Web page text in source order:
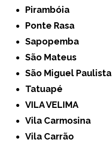
Pirambóia
Ponte Rasa
Sapopemba
São Mateus
São Miguel Paulista
Tatuapé
VILA VELIMA
Vila Carmosina
Vila Carrão